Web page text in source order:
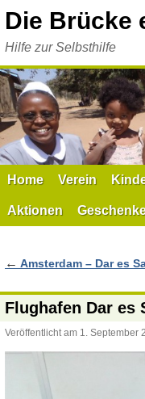
Inhalt
Die Brücke
Hilfe zur Selbsthilfe
Home Verein
Aktionen
← Amsterdam – Dar es
Flughafen Dar es
Veröffentlicht am 1. September